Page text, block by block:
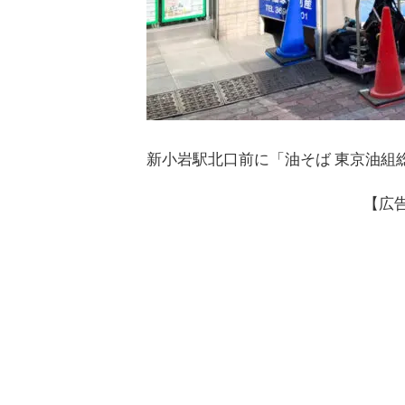
新小岩駅北口前に「油そば 東京油
【広